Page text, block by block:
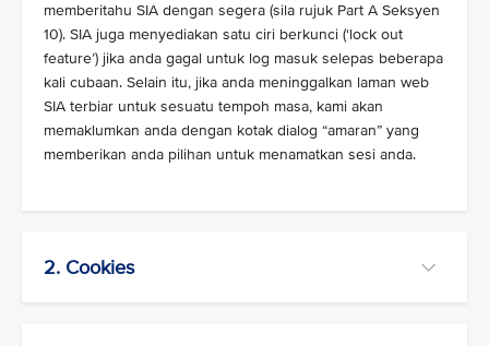
memberitahu SIA dengan segera (sila rujuk Part A Seksyen
10). SIA juga menyediakan satu ciri berkunci (‘lock out
feature’) jika anda gagal untuk log masuk selepas beberapa
kali cubaan. Selain itu, jika anda meninggalkan laman web
SIA terbiar untuk sesuatu tempoh masa, kami akan
memaklumkan anda dengan kotak dialog “amaran” yang
memberikan anda pilihan untuk menamatkan sesi anda.
2. Cookies